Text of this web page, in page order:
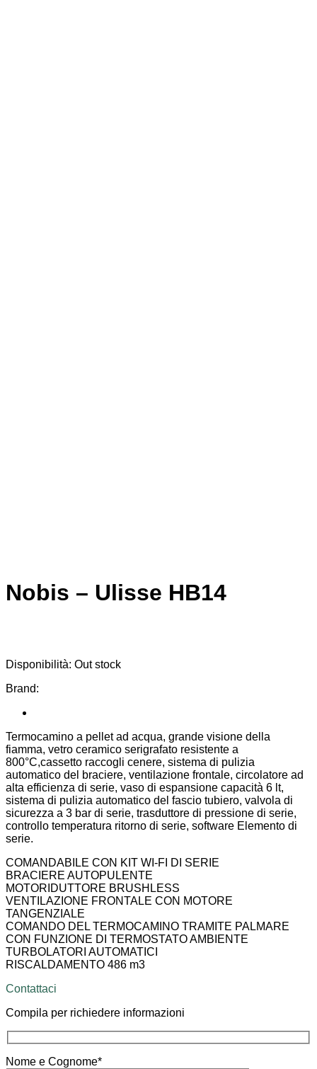
Nobis – Ulisse HB14
Disponibilità: Out stock
Brand:
Termocamino a pellet ad acqua, grande visione della
fiamma, vetro ceramico serigrafato resistente a
800°C,cassetto raccogli cenere, sistema di pulizia
automatico del braciere, ventilazione frontale, circolatore ad
alta efficienza di serie, vaso di espansione capacità 6 lt,
sistema di pulizia automatico del fascio tubiero, valvola di
sicurezza a 3 bar di serie, trasduttore di pressione di serie,
controllo temperatura ritorno di serie, software Elemento di
serie.
COMANDABILE CON KIT WI-FI DI SERIE
BRACIERE AUTOPULENTE
MOTORIDUTTORE BRUSHLESS
VENTILAZIONE FRONTALE CON MOTORE
TANGENZIALE
COMANDO DEL TERMOCAMINO TRAMITE PALMARE
CON FUNZIONE DI TERMOSTATO AMBIENTE
TURBOLATORI AUTOMATICI
RISCALDAMENTO 486 m3
Contattaci
Compila per richiedere informazioni
Nome e Cognome*